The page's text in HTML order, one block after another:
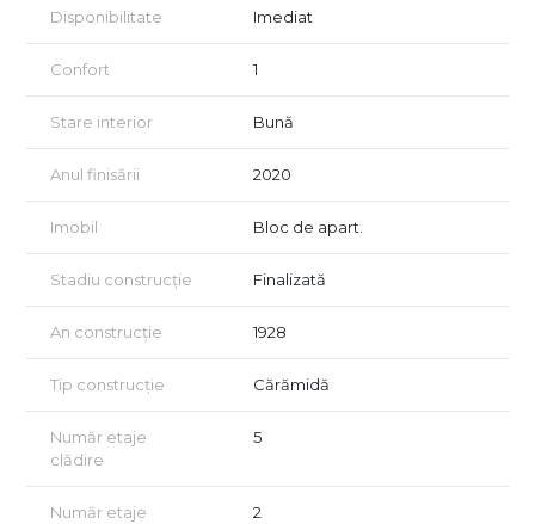
Disponibilitate Imediat
Confort 1
Stare interior Bună
Anul finisării 2020
Imobil Bloc de apart.
Stadiu construcție Finalizată
An construcție 1928
Tip construcție Cărămidă
Număr etaje
clădire
5
Număr etaje
2